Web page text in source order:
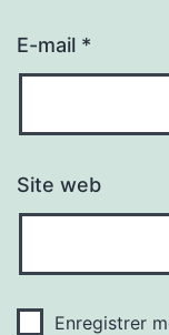
E-mail *
Site web
Enregistrer